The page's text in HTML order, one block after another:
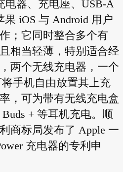
电器、充电座、USB-A
iOS 与 Android 用户
；它同时整合多个有
相当轻薄，特别适合经
两个无线充电器，一个
手机自由放置其上充
，可为带有无线充电盒
+ 等耳机充电。顺
商标局发布了 Apple 一
充电器的专利申